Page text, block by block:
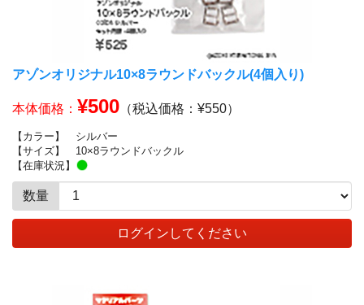
アゾンオリジナル10×8ラウンドバックル(4個入り)
本体価格： ¥500 （税込価格：¥550）
【カラー】
シルバー
【サイズ】
10×8ラウンドバックル
【在庫状況】
数量
ログインしてください